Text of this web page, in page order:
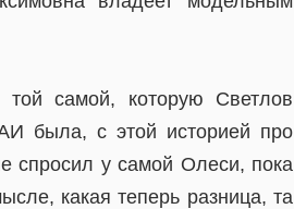
самой, которую Светлов
была, с этой историей про
спросил у самой Олеси, пока
какая теперь разница, та